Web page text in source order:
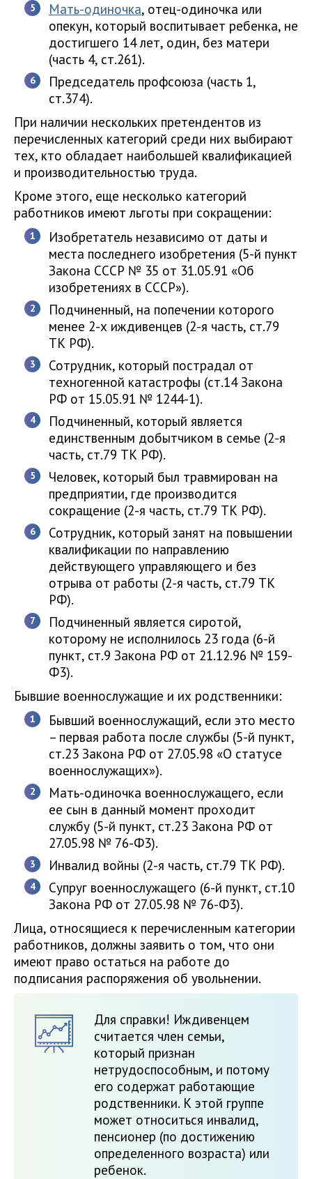
Мать-одиночка, отец-одиночка или
опекун, который воспитывает ребенка, не
достигшего 14 лет, один, без матери
(часть 4, ст.261).
Председатель профсоюза (часть 1,
ст.374).
При наличии нескольких претендентов из
перечисленных категорий среди них выбирают
тех, кто обладает наибольшей квалификацией
и производительностью труда.
Кроме этого, еще несколько категорий
работников имеют льготы при сокращении:
Изобретатель независимо от даты и
места последнего изобретения (5-й пункт
Закона СССР № 35 от 31.05.91 «Об
изобретениях в СССР»).
Подчиненный, на попечении которого
менее 2-х иждивенцев (2-я часть, ст.79
ТК РФ).
Сотрудник, который пострадал от
техногенной катастрофы (ст.14 Закона
РФ от 15.05.91 № 1244-1).
Подчиненный, который является
единственным добытчиком в семье (2-я
часть, ст.79 ТК РФ).
Человек, который был травмирован на
предприятии, где производится
сокращение (2-я часть, ст.79 ТК РФ).
Сотрудник, который занят на повышении
квалификации по направлению
действующего управляющего и без
отрыва от работы (2-я часть, ст.79 ТК
РФ).
Подчиненный является сиротой,
которому не исполнилось 23 года (6-й
пункт, ст.9 Закона РФ от 21.12.96 № 159-
Ф3).
Бывшие военнослужащие и их родственники:
Бывший военнослужащий, если это место
– первая работа после службы (5-й пункт,
ст.23 Закона РФ от 27.05.98 «О статусе
военнослужащих»).
Мать-одиночка военнослужащего, если
ее сын в данный момент проходит
службу (5-й пункт, ст.23 Закона РФ от
27.05.98 № 76-Ф3).
Инвалид войны (2-я часть, ст.79 ТК РФ).
Супруг военнослужащего (6-й пункт, ст.10
Закона РФ от 27.05.98 № 76-Ф3).
Лица, относящиеся к перечисленным категории
работников, должны заявить о том, что они
имеют право остаться на работе до
подписания распоряжения об увольнении.
Для справки! Иждивенцем
считается член семьи,
который признан
нетрудоспособным, и потому
его содержат работающие
родственники. К этой группе
может относиться инвалид,
пенсионер (по достижению
определенного возраста) или
ребенок.